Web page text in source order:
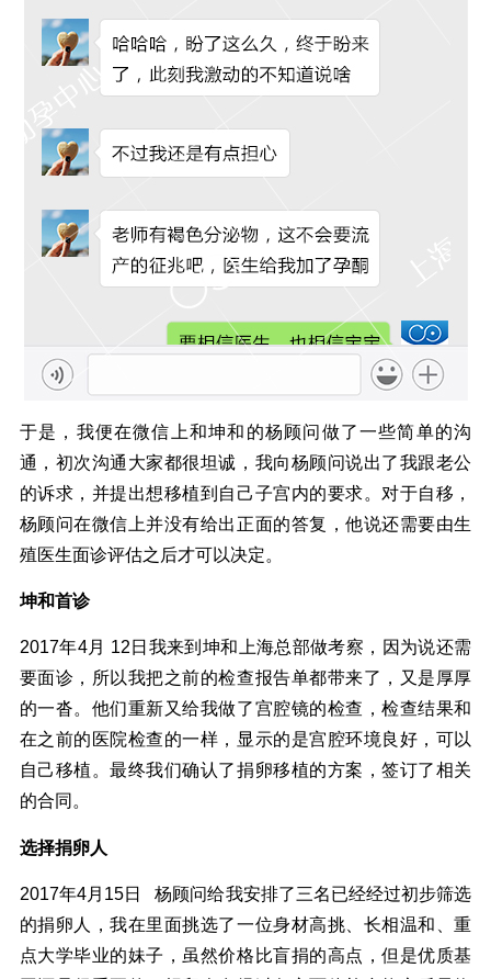
于是，我便在微信上和坤和的杨顾问做了一些简单的沟
通，初次沟通大家都很坦诚，我向杨顾问说出了我跟老公
的诉求，并提出想移植到自己子宫内的要求。对于自移，
杨顾问在微信上并没有给出正面的答复，他说还需要由生
殖医生面诊评估之后才可以决定。
坤和首诊
2017年4月 12日我来到坤和上海总部做考察，因为说还需
要面诊，所以我把之前的检查报告单都带来了，又是厚厚
的一沓。他们重新又给我做了宫腔镜的检查，检查结果和
在之前的医院检查的一样，显示的是宫腔环境良好，可以
自己移植。最终我们确认了捐卵移植的方案，签订了相关
的合同。
选择捐卵人
2017年4月15日 杨顾问给我安排了三名已经经过初步筛选
的捐卵人，我在里面挑选了一位身材高挑、长相温和、重
点大学毕业的妹子，虽然价格比盲捐的高点，但是优质基